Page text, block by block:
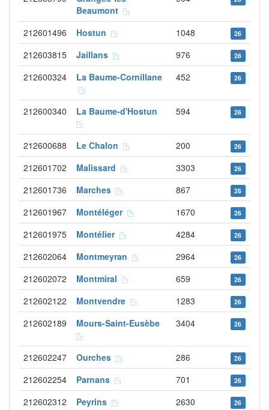
Beaumont
212601496 Hostun 1048 26
212603815 Jaillans 976 26
212600324 La Baume-Cornillane 452 26
212600340 La Baume-d'Hostun 594 26
212600688 Le Chalon 200 26
212601702 Malissard 3303 26
212601736 Marches 867 26
212601967 Montéléger 1670 26
212601975 Montélier 4284 26
212602064 Montmeyran 2964 26
212602072 Montmiral 659 26
212602122 Montvendre 1283 26
212602189 Mours-Saint-Eusèbe 3404 26
212602247 Ourches 286 26
212602254 Parnans 701 26
212602312 Peyrins 2630 26